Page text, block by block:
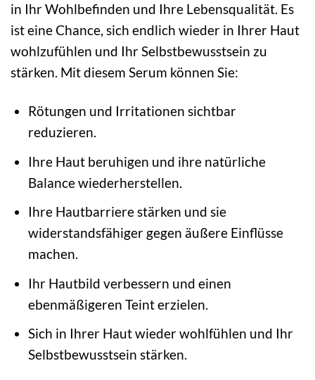
in Ihr Wohlbefinden und Ihre Lebensqualität. Es
ist eine Chance, sich endlich wieder in Ihrer Haut
wohlzufühlen und Ihr Selbstbewusstsein zu
stärken. Mit diesem Serum können Sie:
Rötungen und Irritationen sichtbar
reduzieren.
Ihre Haut beruhigen und ihre natürliche
Balance wiederherstellen.
Ihre Hautbarriere stärken und sie
widerstandsfähiger gegen äußere Einflüsse
machen.
Ihr Hautbild verbessern und einen
ebenmäßigeren Teint erzielen.
Sich in Ihrer Haut wieder wohlfühlen und Ihr
Selbstbewusstsein stärken.